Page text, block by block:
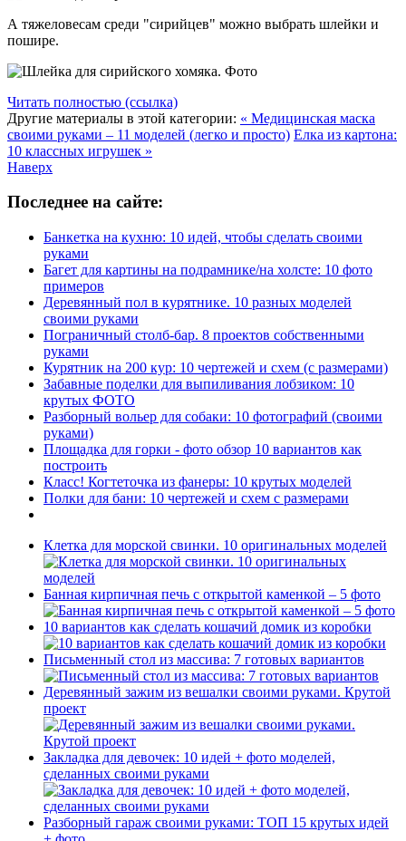
А тяжеловесам среди "сирийцев" можно выбрать шлейки и
пошире.
Читать полностью (ссылка)
Другие материалы в этой категории: « Медицинская маска
своими руками – 11 моделей (легко и просто) Елка из картона:
10 классных игрушек »
Наверх
Последнее на сайте:
Банкетка на кухню: 10 идей, чтобы сделать своими
руками
Багет для картины на подрамнике/на холсте: 10 фото
примеров
Деревянный пол в курятнике. 10 разных моделей
своими руками
Пограничный столб-бар. 8 проектов собственными
руками
Курятник на 200 кур: 10 чертежей и схем (с размерами)
Забавные поделки для выпиливания лобзиком: 10
крутых ФОТО
Разборный вольер для собаки: 10 фотографий (своими
руками)
Площадка для горки - фото обзор 10 вариантов как
построить
Класс! Когтеточка из фанеры: 10 крутых моделей
Полки для бани: 10 чертежей и схем с размерами
Клетка для морской свинки. 10 оригинальных моделей
Банная кирпичная печь с открытой каменкой – 5 фото
10 вариантов как сделать кошачий домик из коробки
Письменный стол из массива: 7 готовых вариантов
Деревянный зажим из вешалки своими руками. Крутой
проект
Закладка для девочек: 10 идей + фото моделей,
сделанных своими руками
Разборный гараж своими руками: ТОП 15 крутых идей